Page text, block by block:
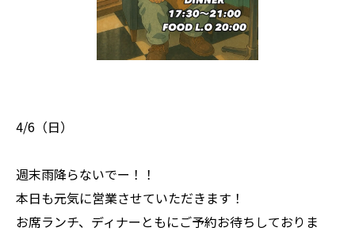
4/6（日）
週末雨降らないでー！！
本日も元気に営業させていただきます！
お席ランチ、ディナーともにご予約お待ちしておりま